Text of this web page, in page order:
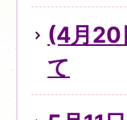
(4月20
て